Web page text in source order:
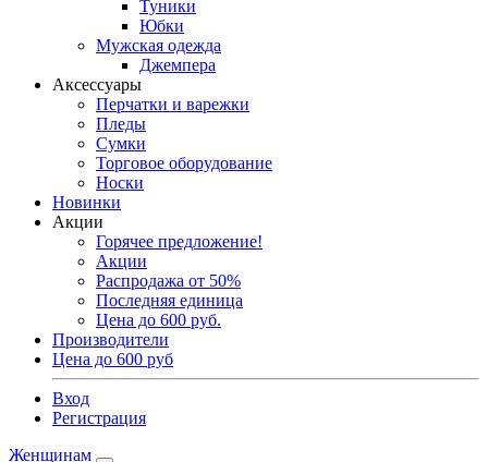
Туники
Юбки
Мужская одежда
Джемпера
Аксессуары
Перчатки и варежки
Пледы
Сумки
Торговое оборудование
Носки
Новинки
Акции
Горячее предложение!
Акции
Распродажа от 50%
Последняя единица
Цена до 600 руб.
Производители
Цена до 600 руб
Вход
Регистрация
Женщинам